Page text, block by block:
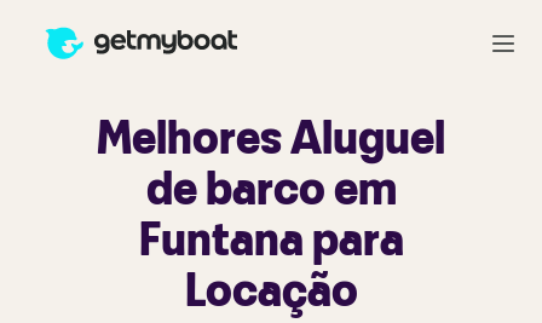
Melhores Aluguel
de barco em
Funtana para
Locação